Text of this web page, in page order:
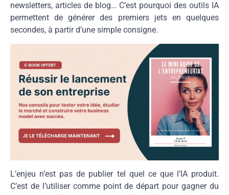
newsletters, articles de blog… C’est pourquoi des outils IA
permettent de générer des premiers jets en quelques
secondes, à partir d’une simple consigne.
L’enjeu n’est pas de publier tel quel ce que l’IA produit.
C’est de l’utiliser comme point de départ pour gagner du